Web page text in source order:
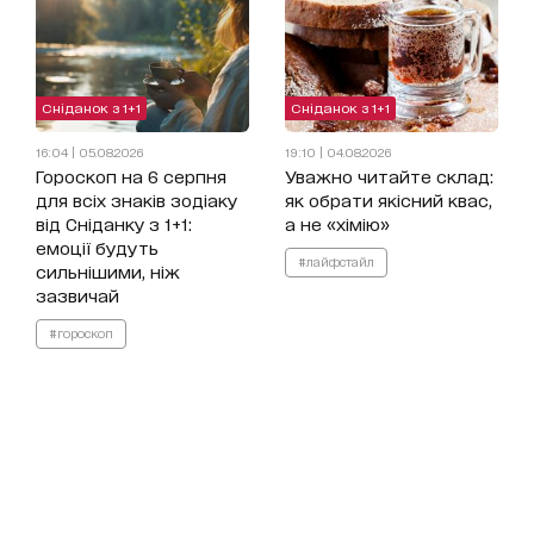
Сніданок з 1+1
16:04 | 05.08.2026
Гороскоп на 6 серпня
для всіх знаків зодіаку
від Сніданку з 1+1:
емоції будуть
сильнішими, ніж
зазвичай
#гороскоп
Сніданок з 1+1
19:10 | 04.08.2026
Уважно читайте склад:
як обрати якісний квас,
а не «хімію»
#лайфстайл